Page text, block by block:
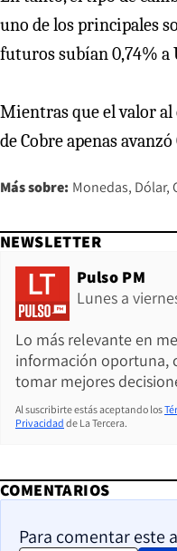
uno de los principales
futuros subían 0,74% a
Mientras que el valor al
de Cobre apenas
Más sobre: Monedas Dólar
NEWSLETTER
Pulso PM
Lunes a
Lo más relevante en
información oportuna,
tomar mejores
Al suscribirte estás aceptando los
Privacidad de La Tercera.
COMENTARIOS
Para comentar este